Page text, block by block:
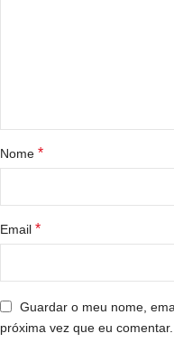
Nome *
Email *
Guardar o meu nome,
próxima vez que eu comentar.